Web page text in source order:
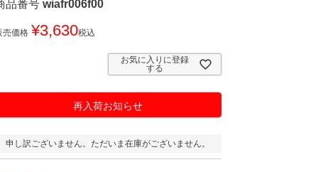
品番号 wiafr006f00
売価格 ¥3,630税込
お気に入りに登録
する
再入荷お知らせ
申し訳ございません。ただいま在庫がございません。